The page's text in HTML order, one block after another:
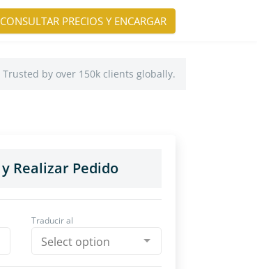
CONSULTAR PRECIOS Y ENCARGAR
Trusted by over 150k clients globally.